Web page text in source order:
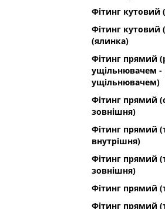
Фітинг кутовий
Фітинг кутовий
(ялинка)
Фітинг прямий
ущільнювачем -
ущільнювачем)
Фітинг прямий
зовнішня)
Фітинг прямий
внутрішня)
Фітинг прямий
зовнішня)
Фітинг прямий
Фітинг прямий